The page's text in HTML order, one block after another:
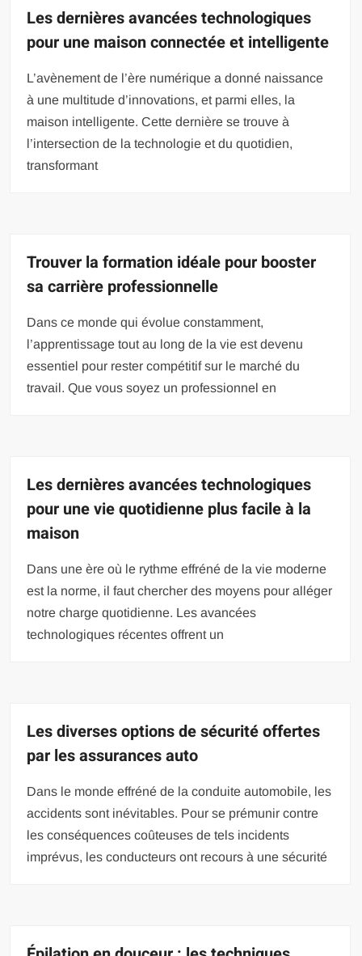
Les dernières avancées technologiques
pour une maison connectée et intelligente
L’avènement de l’ère numérique a donné naissance
à une multitude d’innovations, et parmi elles, la
maison intelligente. Cette dernière se trouve à
l’intersection de la technologie et du quotidien,
transformant
Trouver la formation idéale pour booster
sa carrière professionnelle
Dans ce monde qui évolue constamment,
l’apprentissage tout au long de la vie est devenu
essentiel pour rester compétitif sur le marché du
travail. Que vous soyez un professionnel en
Les dernières avancées technologiques
pour une vie quotidienne plus facile à la
maison
Dans une ère où le rythme effréné de la vie moderne
est la norme, il faut chercher des moyens pour alléger
notre charge quotidienne. Les avancées
technologiques récentes offrent un
Les diverses options de sécurité offertes
par les assurances auto
Dans le monde effréné de la conduite automobile, les
accidents sont inévitables. Pour se prémunir contre
les conséquences coûteuses de tels incidents
imprévus, les conducteurs ont recours à une sécurité